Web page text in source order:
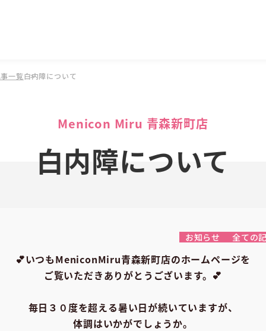
一覧白内障について
Menicon Miru 青森新町店
白内障について
お知らせ 全ての
💕いつもMeniconMiru青森新町店のホームページを
ご覧いただきありがとうございます。 💕
毎日３０度を超える暑い日が続いていますが、
体調はいかがでしょうか。